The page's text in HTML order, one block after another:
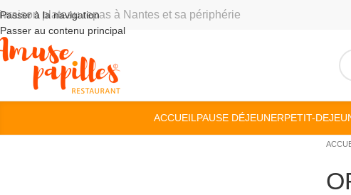
Passer à la navigation
Passer au contenu principal
plateau repas à Nantes et sa périphérie
ACCUEIL PAUSE DÉJEUNERPETIT-